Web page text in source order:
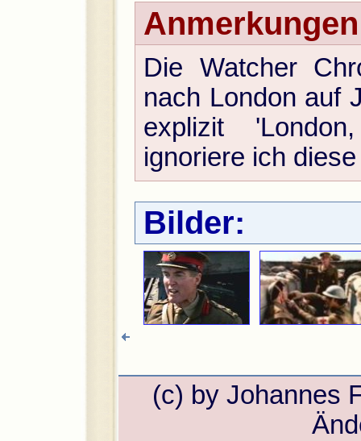
Die Watcher
nach London auf
explizit
ignoriere ich
Bilder:
(c) by Johannes